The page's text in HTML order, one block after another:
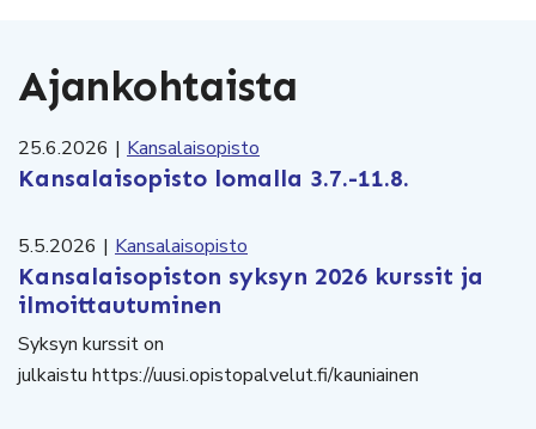
Ajankohtaista
25.6.2026 | Kansalaisopisto
Kansalaisopisto lomalla 3.7.-11.8.
5.5.2026 | Kansalaisopisto
Kansalaisopiston syksyn 2026 kurssit ja
ilmoittautuminen
Syksyn kurssit on
julkaistu https://uusi.opistopalvelut.fi/kauniainen